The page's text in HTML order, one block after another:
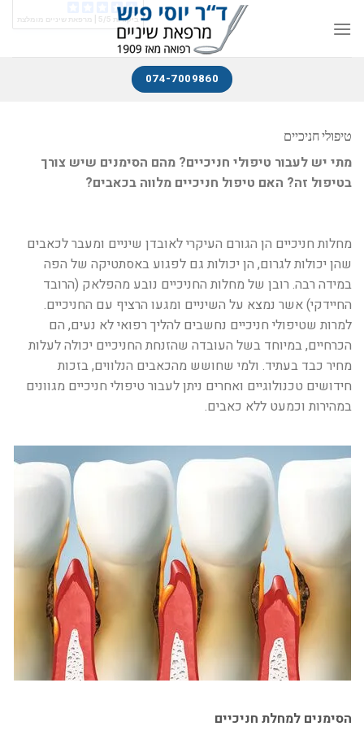
074-7009860
טיפולי חניכיים
מתי יש לעבור טיפולי חניכיים? מהם הסימנים שיש צורך
בטיפול זה? האם טיפול חניכיים מלווה בכאבים?
מחלות חניכיים הן הגורם העיקרי לאובדן שיניים ומעבר לכאבים
שהן יכולות לגרום, הן יכולות גם לפגוע באסתטיקה של הפה
במידה רבה. רובן של מחלות החניכיים נובע מהפלאק (הרובד
החיידקי) אשר נמצא על השיניים ומגעו הרציף עם החניכיים.
למרות שטיפולי חניכיים נחשבים להליך רפואי לא נעים, הם
הכרחיים, במיוחד בשל העובדה שהזנחת החניכיים יכולה לעלות
מחיר כבד בעתיד. ולמי שחושש מהכאבים הנלווים, בזכות
חידושים טכנולוגיים ואחרים ניתן לעבור טיפולי חניכיים מגוונים
במהירות וכמעט ללא כאבים.
הסימנים למחלת חניכיים
ביקורות 5/5 | מרפאת שיניים מומלצת